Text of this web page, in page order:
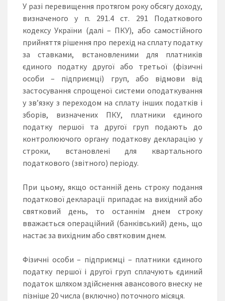
У разі перевищення протягом року обсягу доходу,
визначеного у п. 291.4 ст. 291 Податкового
кодексу України (далі – ПКУ), або самостійного
прийняття рішення про перехід на сплату податку
за ставками, встановленими для платників
єдиного податку другої або третьої (фізичні
особи – підприємці) груп, або відмови від
застосування спрощеної системи оподаткування
у зв’язку з переходом на сплату інших податків і
зборів, визначених ПКУ, платники єдиного
податку першої та другої груп подають до
контролюючого органу податкову декларацію у
строки, встановлені для квартального
податкового (звітного) періоду.
При цьому, якщо останній день строку подання
податкової декларації припадає на вихідний або
святковий день, то останнім днем строку
вважається операційний (банківський) день, що
настає за вихідним або святковим днем.
Фізичні особи – підприємці – платники єдиного
податку першої і другої груп сплачують єдиний
податок шляхом здійснення авансового внеску не
пізніше 20 числа (включно) поточного місяця.